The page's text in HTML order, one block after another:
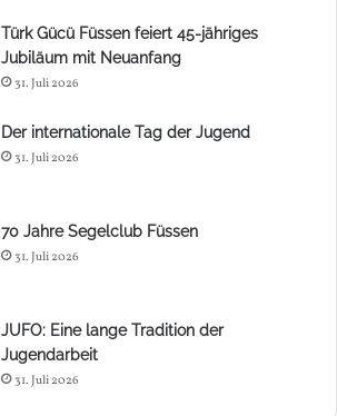
Türk Gücü Füssen feiert 45-jähriges
Jubiläum mit Neuanfang
31. Juli 2026
Der internationale Tag der Jugend
31. Juli 2026
70 Jahre Segelclub Füssen
31. Juli 2026
JUFO: Eine lange Tradition der
Jugendarbeit
31. Juli 2026